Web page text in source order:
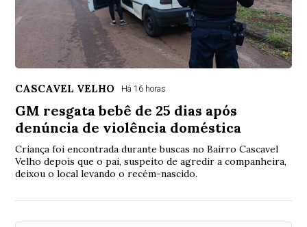
CASCAVEL VELHO Há 16 horas
GM resgata bebê de 25 dias após
denúncia de violência doméstica
Criança foi encontrada durante buscas no Bairro Cascavel
Velho depois que o pai, suspeito de agredir a companheira,
deixou o local levando o recém-nascido.